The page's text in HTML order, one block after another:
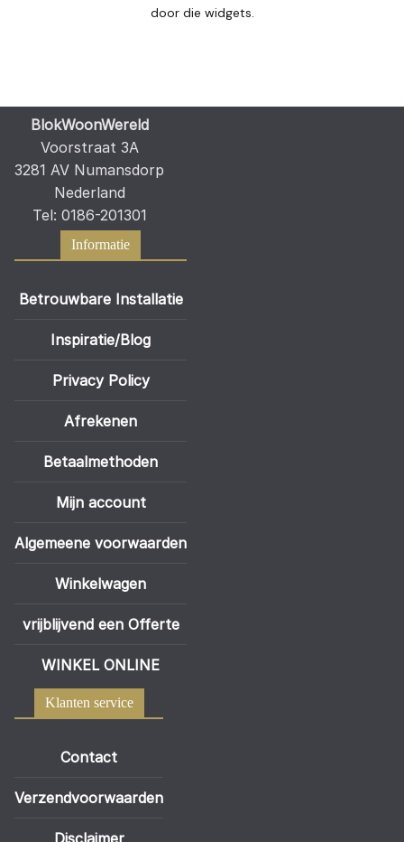
door die widgets.
BlokWoonWereld
Voorstraat 3A
3281 AV Numansdorp
Nederland
Tel: 0186-201301
Informatie
Betrouwbare Installatie
Inspiratie/Blog
Privacy Policy
Afrekenen
Betaalmethoden
Mijn account
Algemeene voorwaarden
Winkelwagen
vrijblijvend een Offerte
WINKEL ONLINE
Klanten service
Contact
Verzendvoorwaarden